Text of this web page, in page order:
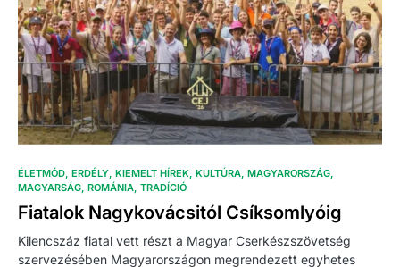
ÉLETMÓD ERDÉLY KIEMELT HÍREK KULTÚRA MAGYARORSZÁG
MAGYARSÁG ROMÁNIA TRADÍCIÓ
Fiatalok Nagykovácsitól Csíksomlyóig
Kilencszáz fiatal vett részt a Magyar Cserkészszövetség
szervezésében Magyarországon megrendezett egyhetes